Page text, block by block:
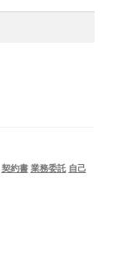
契約書 業務委託 自己